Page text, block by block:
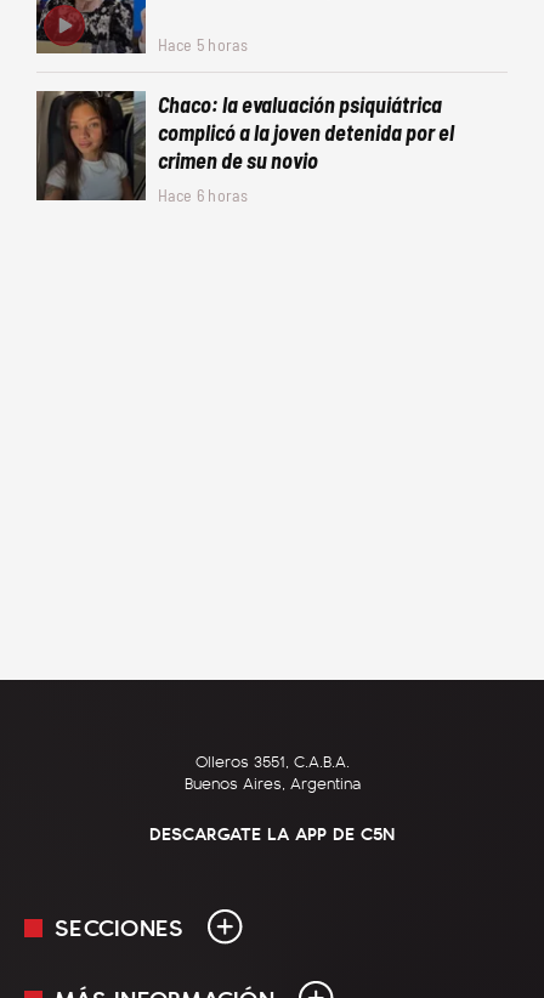
Hace 5 horas
Chaco: la evaluación psiquiátrica
complicó a la joven detenida por el
crimen de su novio
Hace 6 horas
Olleros 3551, C.A.B.A.
Buenos Aires, Argentina
DESCARGATE LA APP DE C5N
SECCIONES